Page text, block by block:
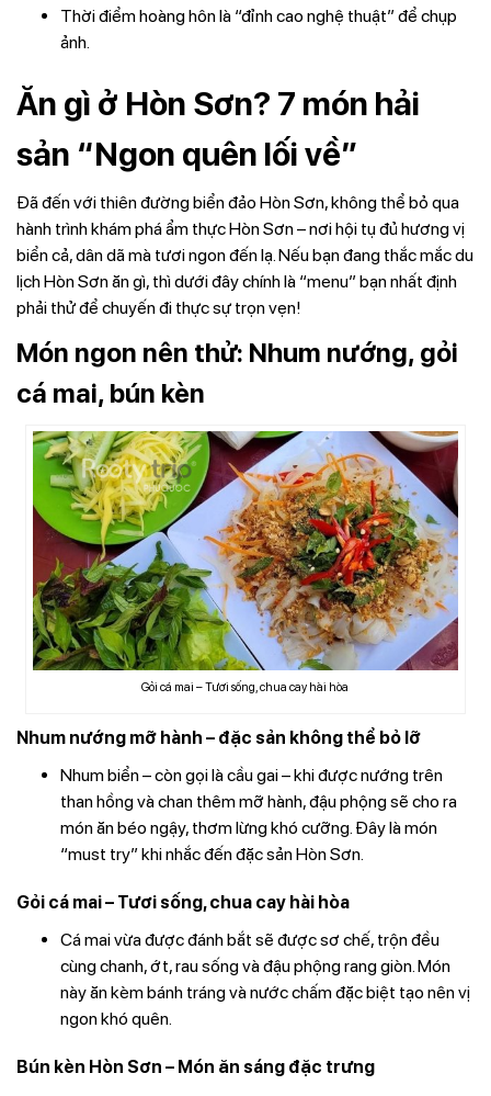
Thời điểm hoàng hôn là “đỉnh cao nghệ thuật” để chụp
ảnh.
Ăn gì ở Hòn Sơn? 7 món hải
sản “Ngon quên lối về”
Đã đến với thiên đường biển đảo Hòn Sơn, không thể bỏ qua
hành trình khám phá ẩm thực Hòn Sơn – nơi hội tụ đủ hương vị
biển cả, dân dã mà tươi ngon đến lạ. Nếu bạn đang thắc mắc du
lịch Hòn Sơn ăn gì, thì dưới đây chính là “menu” bạn nhất định
phải thử để chuyến đi thực sự trọn vẹn!
Món ngon nên thử: Nhum nướng, gỏi
cá mai, bún kèn
Gỏi cá mai – Tươi sống, chua cay hài hòa
Nhum nướng mỡ hành – đặc sản không thể bỏ lỡ
Nhum biển – còn gọi là cầu gai – khi được nướng trên
than hồng và chan thêm mỡ hành, đậu phộng sẽ cho ra
món ăn béo ngậy, thơm lừng khó cưỡng. Đây là món
“must try” khi nhắc đến đặc sản Hòn Sơn.
Gỏi cá mai – Tươi sống, chua cay hài hòa
Cá mai vừa được đánh bắt sẽ được sơ chế, trộn đều
cùng chanh, ớt, rau sống và đậu phộng rang giòn. Món
này ăn kèm bánh tráng và nước chấm đặc biệt tạo nên vị
ngon khó quên.
Bún kèn Hòn Sơn – Món ăn sáng đặc trưng